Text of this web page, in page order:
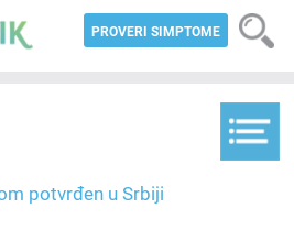
PROVERI SIMPTOME
potvrđen u Srbiji